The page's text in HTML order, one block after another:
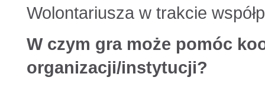
Wolontariusza w trakcie
W czym gra może pomóc
organizacji/instytucji?